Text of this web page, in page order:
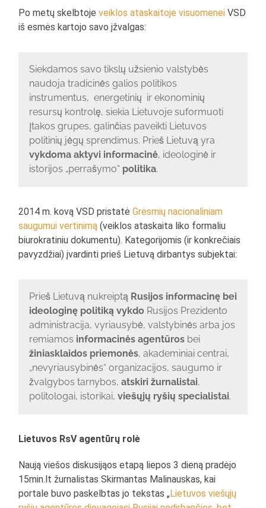
Po metų skelbtojeveiklos ataskaitoje visuomenei VSD
iš esmės kartojo savo įžvalgas:
Siekdamos savo tikslų užsienio valstybės
naudoja tradicinės galios politikos
instrumentus, energetinių ir ekonominių
resursų kontrolę, siekia Lietuvoje suformuoti
įtakos grupes, galinčias paveikti Lietuvos
politinių jėgų sprendimus. Prieš Lietuvą yra
vykdoma aktyvi informacinė, ideologinė ir
istorijos „perrašymo“ politika.
2014 m. kovą VSD pristatėGrėsmių nacionaliniam
saugumui vertinimą (veiklos ataskaita liko formaliu
biurokratiniu dokumentu). Kategorijomis (ir konkrečiais
pavyzdžiai) įvardinti prieš Lietuvą dirbantys subjektai:
Prieš Lietuvą nukreiptą Rusijos informacinę bei
ideologinę politiką vykdoRusijos Prezidento
administracija, vyriausybė, valstybinės arba jos
remiamos informacinės agentūrosbei
žiniasklaidos priemonės, akademiniai centrai,
„nevyriausybinės“ organizacijos, saugumo ir
žvalgybos tarnybos, atskiri žurnalistai,
politologai, istorikai, viešųjų ryšių specialistai.
Lietuvos RsV agentūrų rolė
Naują viešos diskusijąos etapą liepos 3 dieną pradėjo
15min.lt žurnalistas Skirmantas Malinauskas, kai
portale buvo paskelbtas jo tekstas „Lietuvos viešųjų